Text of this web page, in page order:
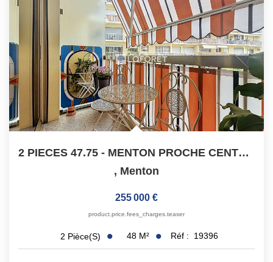
2 PIECES 47.75 - MENTON PROCHE CENTRE - CAVE
, Menton
255 000 €
product.price.fees_charges.teaser
2 Pièce(s) 48 M² Réf : 19396